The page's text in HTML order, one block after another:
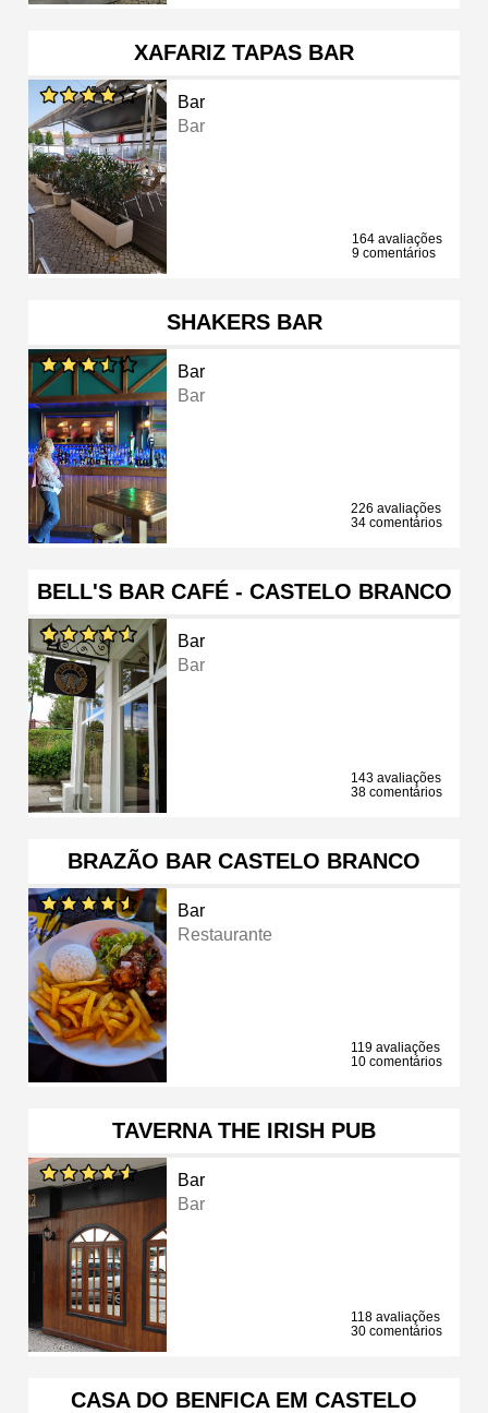
XAFARIZ TAPAS BAR
Bar
Bar
164 avaliações
9 comentários
SHAKERS BAR
Bar
Bar
226 avaliações
34 comentários
BELL'S BAR CAFÉ - CASTELO BRANCO
Bar
Bar
143 avaliações
38 comentários
BRAZÃO BAR CASTELO BRANCO
Bar
Restaurante
119 avaliações
10 comentários
TAVERNA THE IRISH PUB
Bar
Bar
118 avaliações
30 comentários
CASA DO BENFICA EM CASTELO